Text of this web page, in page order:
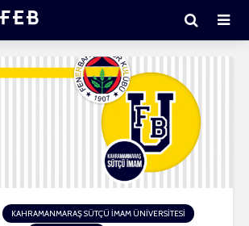
KAHRAMANMARAŞ SÜTÇÜ İMAM ÜNİVERSİTESİ